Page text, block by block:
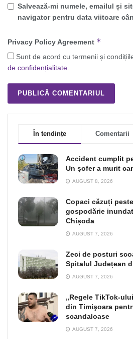
Salvează-mi numele, emailul și
navigator pentru data viitoare
Privacy Policy Agreement *
Sunt de acord cu termenii și
de confidențialitate.
În tendințe Comentarii
Accident cumplit
Un şofer a murit
AUGUST 8, 2026
Copaci căzuți
gospodărie
Chișoda
AUGUST 7, 2026
Zeci de posturi
Spitalul Județean
AUGUST 7, 2026
„Regele TikTok-
din Timişoara
scandaloase
AUGUST 7, 2026